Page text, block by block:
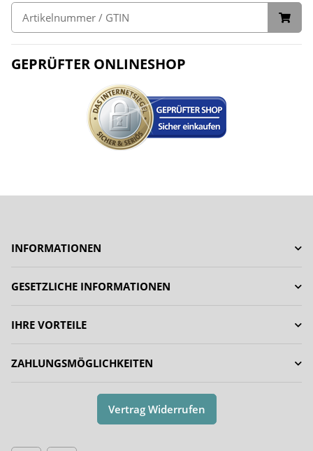
GEPRÜFTER ONLINESHOP
INFORMATIONEN
GESETZLICHE INFORMATIONEN
IHRE VORTEILE
ZAHLUNGSMÖGLICHKEITEN
Vertrag Widerrufen